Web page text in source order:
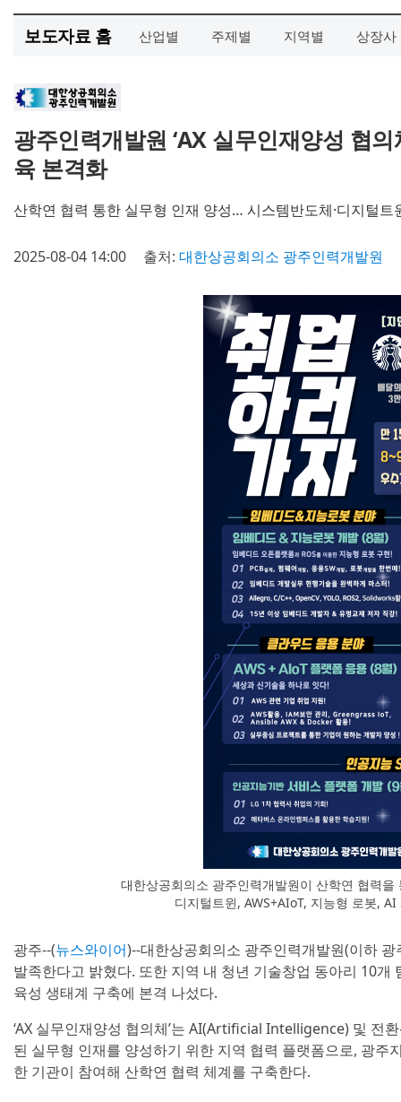
보도자료 홈 산업별 주제별 지역별 상장사
광주인력개발원 ‘AX 실무인재양성 협
육 본격화
산학연 협력 통한 실무형 인재 양성… 시스템반도체·디지털트
2025-08-04 14:00 출처: 대한상공회의소 광주인력개발원
대한상공회의소 광주인력개발원이 산학연 협력
디지털트윈, AWS+AIoT, 지능형 로봇,
광주--(뉴스와이어)--대한상공회의소 광주인력개발원(이하 광
발족한다고 밝혔다. 또한 지역 내 청년 기술창업 동아리 10
육성 생태계 구축에 본격 나섰다.
‘AX 실무인재양성 협의체’는 AI(Artificial Intelligence) 및
된 실무형 인재를 양성하기 위한 지역 협력 플랫폼으로, 광주
한 기관이 참여해 산학연 협력 체계를 구축한다.